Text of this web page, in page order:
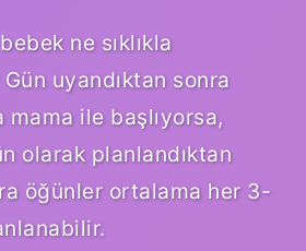
ne sıklıkla
uyandıktan sonra
ile başlıyorsa,
olarak planlandıktan
öğünler ortalama her 3-